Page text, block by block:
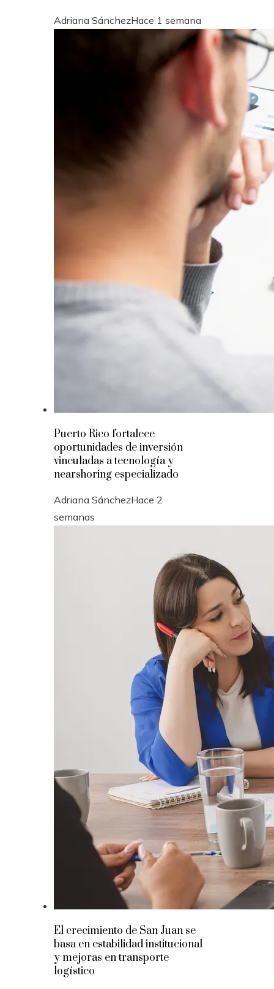
Adriana SánchezHace 1 semana
Puerto Rico fortalece
oportunidades de inversión
vinculadas a tecnología y
nearshoring especializado
Adriana SánchezHace 2
semanas
El crecimiento de San Juan se
basa en estabilidad institucional
y mejoras en transporte
logístico